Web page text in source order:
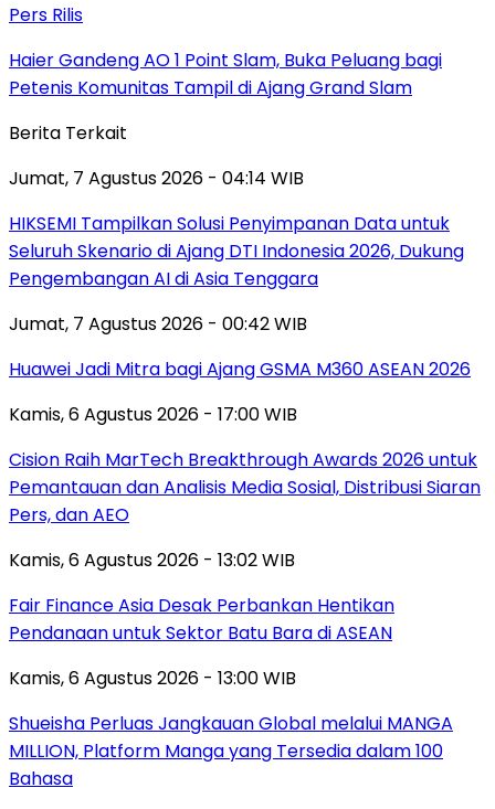
Pers Rilis
Haier Gandeng AO 1 Point Slam, Buka Peluang bagi
Petenis Komunitas Tampil di Ajang Grand Slam
Berita Terkait
Jumat, 7 Agustus 2026 - 04:14 WIB
HIKSEMI Tampilkan Solusi Penyimpanan Data untuk
Seluruh Skenario di Ajang DTI Indonesia 2026, Dukung
Pengembangan AI di Asia Tenggara
Jumat, 7 Agustus 2026 - 00:42 WIB
Huawei Jadi Mitra bagi Ajang GSMA M360 ASEAN 2026
Kamis, 6 Agustus 2026 - 17:00 WIB
Cision Raih MarTech Breakthrough Awards 2026 untuk
Pemantauan dan Analisis Media Sosial, Distribusi Siaran
Pers, dan AEO
Kamis, 6 Agustus 2026 - 13:02 WIB
Fair Finance Asia Desak Perbankan Hentikan
Pendanaan untuk Sektor Batu Bara di ASEAN
Kamis, 6 Agustus 2026 - 13:00 WIB
Shueisha Perluas Jangkauan Global melalui MANGA
MILLION, Platform Manga yang Tersedia dalam 100
Bahasa